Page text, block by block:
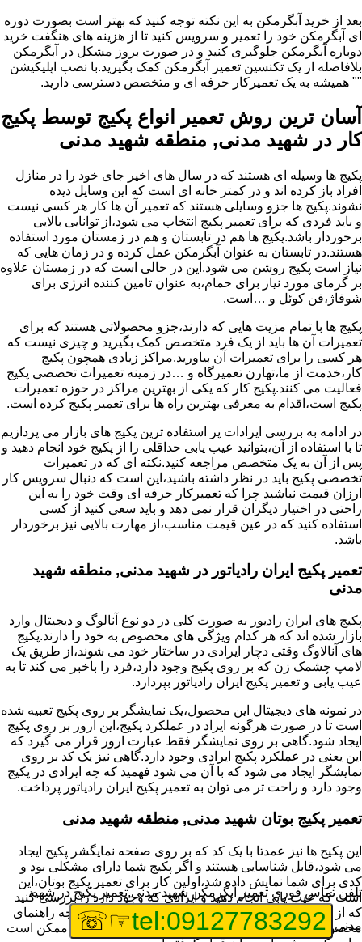
بعد از خرید آبگرمکن به این نکته توجه کنید که بهتر است بصورت دوره
ای آبگرمکن خود را تعمیر و سرویس کنید تا از هزینه های هنگفت خرید
دوباره آبگرمکن جلوگیری کنید و در صورت بروز مشکل در آبگرمکن
بلافاصله از یک تکنسین تعمیر آبگرمکن کمک بگیرید.با نصب اپلیکیشن
"" همیشه به یک تعمیرکار حرفه ای و متخصص دسترسی دارید.
آسان ترین روش تعمیر انواع پکیج توسط پکیج
کار در شهید مدنی, منطقه شهید مدنی
پکیج ها وسیله ای هستند که در سال های اخیر جای خود را در منازل
افراد باز کرده اند و در کمتر خانه ای است که این وسایل دیده
نشوند.پکیج ها جزو وسایلی هستند که تعمیر آن ها کار هر کسی نیست
و باید فردی که برای تعمیر پکیج انتخاب می شود،از توانایی بالایی
برخوردار باشد.پکیج ها هم در تابستان و هم در زمستان مورد استفاده
هستند.در تابستان به عنوان آبگرمکن عمل کرده و در زمان هایی که
نیاز است پکیج روشن می شود.این در حالی است که در زمستان علاوه
بر گرمای مورد نیاز برای حمام،به عنوان تامین کننده انرژی برای
شوفاژ،فن کوئل و …است.
پکیج ها با تمام مزیت هایی که دارند،جزو محصولاتی هستند که برای
تعمیرات آن ها باید از یک فرد متخصص کمک بگیرید و چیزی نیست که
هر کسی را برای تعمیرات آن بیاورید.مراکز زیادی همچون پکیج
کار،خدمت از ما،تهارن تعمیرگاه و …در زمینه تعمیرات تخصصی پکیج
فعالیت می کنند.پکیج کار که یکی از بهترین مراکز در حوزه تعمیرات
پکیج است،اقدام به معرفی بهترین راه ها برای تعمیر پکیج کرده است.
در ادامه به بررسی ایرادات پر استفاده ترین پکیج های بازار می پردازیم
تا با استفاده از آن،بتوانید عیب یابی حداقلی را از پکیج خود انجام دهید و
پس از آن به یک متخصص مراجعه کنید.نکته ای که در تعمیرات
تخصصی پکیج باید در نظر داشته باشید،این است که دنبال سرویس کار
ارزان قیمت نباشید چرا که تعمیرکار حرفه ای وقت خود را به این
راحتی در اختیار دیگران قرار نمی دهد و باید سعی کنید از کسی
استفاده کنید که در عین قیمت مناسب،از مهارت بالایی نیز برخوردار
باشد.
تعمیر پکیج ایران رادیاتور در شهید مدنی, منطقه شهید
مدنی
پکیج های ایران رادیور به صورت کلی در دو نوع آنالوگ و دیجیتال وارد
بازار شده اند که هر کدام ویژگی های مخصوص به خود را دارند.پکیج
های آنالاوگ وقتی دچار ایرادی در ساختار خود می شوند،از طریق یک
لامپ چشمک زن که بر روی پکیج وجود دارد،فرد را باخبر می کند تا به
عیب یابی و تعمیر پکیج ایران رادیاتور بپردازد.
در نمونه های دیجیتال این محصول،یک نمایشگر بر روی پکیج تعبیه شده
است تا در صورت هرگونه ایراد در عملکرد پکیج،این ارور بر روی پکیج
ایجاد شود.گاهی بر روی نمایشگر فقط عبارت ارور قرار می گیرد که
این یعنی در عملکرد پکیج ایرادی وجود دارد.گاهی نیز یک کد بر روی
نمایشگر ایجاد می شود که با آن می شود فهمید که چه ایرادی در پکیج
وجود دارد و راحت تر می توان به تعمیر پکیج ایران رادیاتور پرداخت.
تعمیر پکیج بوتان شهید مدنی, منطقه شهید مدنی
این پکیج ها نیز عمدتا با یک کد که بر روی صفحه نمایگشر پکیج ایجاد
می شود،قابل شناسایی هستند و اگر پکیج شما دارای مشکلی بود و
کدی برای شما نمایش داده شد،اولین کار برای تعمیر پکیج بوتان،این
است که عیب یابی انجام دهید و ایرادی که وجود دارد را بررسی کنید
که از کجا نشات می گیرد.برای این کار می توانید به دفترچه راهنمای
محصول خود مراجعه کنید که معمولا تمامی ایرادهایی که ممکن است
تلفن تماس فوری تعمیر آبگرمکن شهید مدنی,تعمیر پکیج در شهید
مدنی tel:09127783292
☞☏